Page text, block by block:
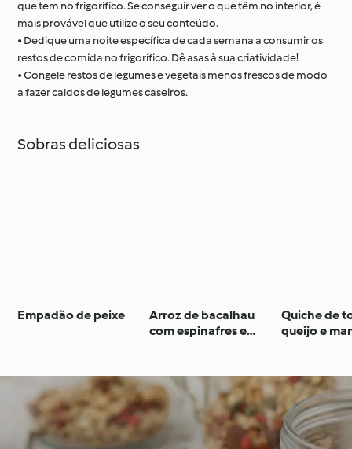
que tem no frigorífico. Se conseguir ver o que têm no interior, é
mais provável que utilize o seu conteúdo.
• Dedique uma noite específica de cada semana a consumir os
restos de comida no frigorífico. Dê asas à sua criatividade!
• Congele restos de legumes e vegetais menos frescos de modo
a fazer caldos de legumes caseiros.
Sobras deliciosas
Empadão de peixe
Arroz de bacalhau
com espinafres e
Quiche de
queijo e